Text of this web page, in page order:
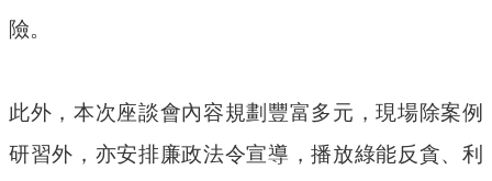
頁
網
險。
此外，本次座談會內容規劃豐富多元，現場除案例
研習外，亦安排廉政法令宣導，播放綠能反貪、利